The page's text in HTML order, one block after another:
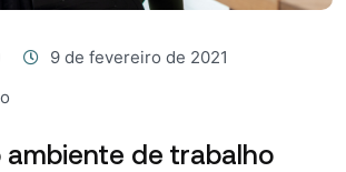
9 de fevereiro de 2021
ambiente de trabalho